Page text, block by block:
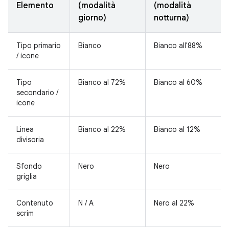
Elemento
(modalità
giorno)
(modalità
notturna)
Tipo primario
/ icone
Bianco Bianco all'88%
Tipo
secondario /
icone
Bianco al 72% Bianco al 60%
Linea
divisoria
Bianco al 22% Bianco al 12%
Sfondo
griglia
Nero Nero
Contenuto
scrim
N / A Nero al 22%